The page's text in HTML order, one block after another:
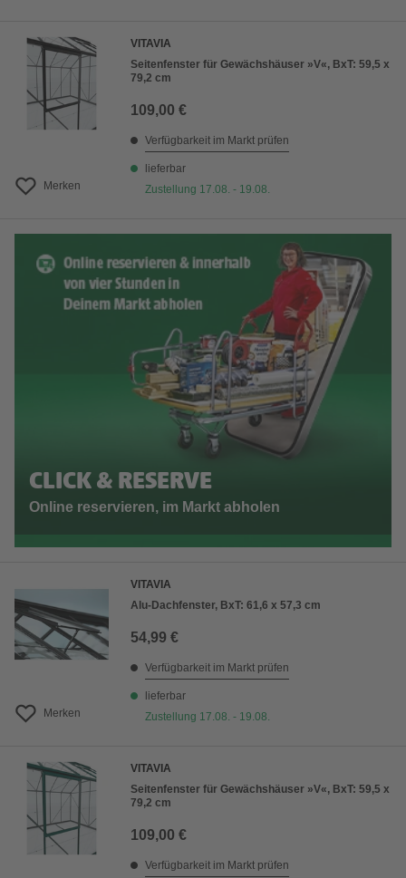
Merken
VITAVIA
Seitenfenster für Gewächshäuser »V«, BxT: 59,5 x
79,2 cm
109,00 €
Verfügbarkeit im Markt prüfen
lieferbar
Zustellung 17.08. - 19.08.
CLICK & RESERVE
Online reservieren, im Markt abholen
Merken
VITAVIA
Alu-Dachfenster, BxT: 61,6 x 57,3 cm
54,99 €
Verfügbarkeit im Markt prüfen
lieferbar
Zustellung 17.08. - 19.08.
VITAVIA
Seitenfenster für Gewächshäuser »V«, BxT: 59,5 x
79,2 cm
109,00 €
Verfügbarkeit im Markt prüfen